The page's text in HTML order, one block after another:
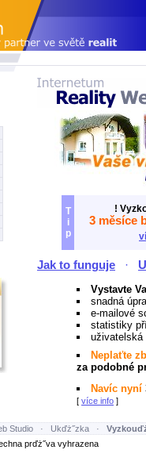
T
i
p
!
3 měsíce
Jak to funguje ·
Vystavte
snadná
e-mailové
statistiky
uživatelská
Neplaťte
za podobné
Navíc nyní
[ více info ]
Studio · Ukďż˝zka ·
prďż˝va vyhrazena